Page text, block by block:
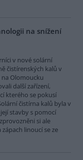
na snížení
v nové solární
čistírenských kalů v
Olomoucku
další zařízení,
kterého se pokusí
čistírna kalů byla v
stavby s pomocí
si ale
linoucí se ze